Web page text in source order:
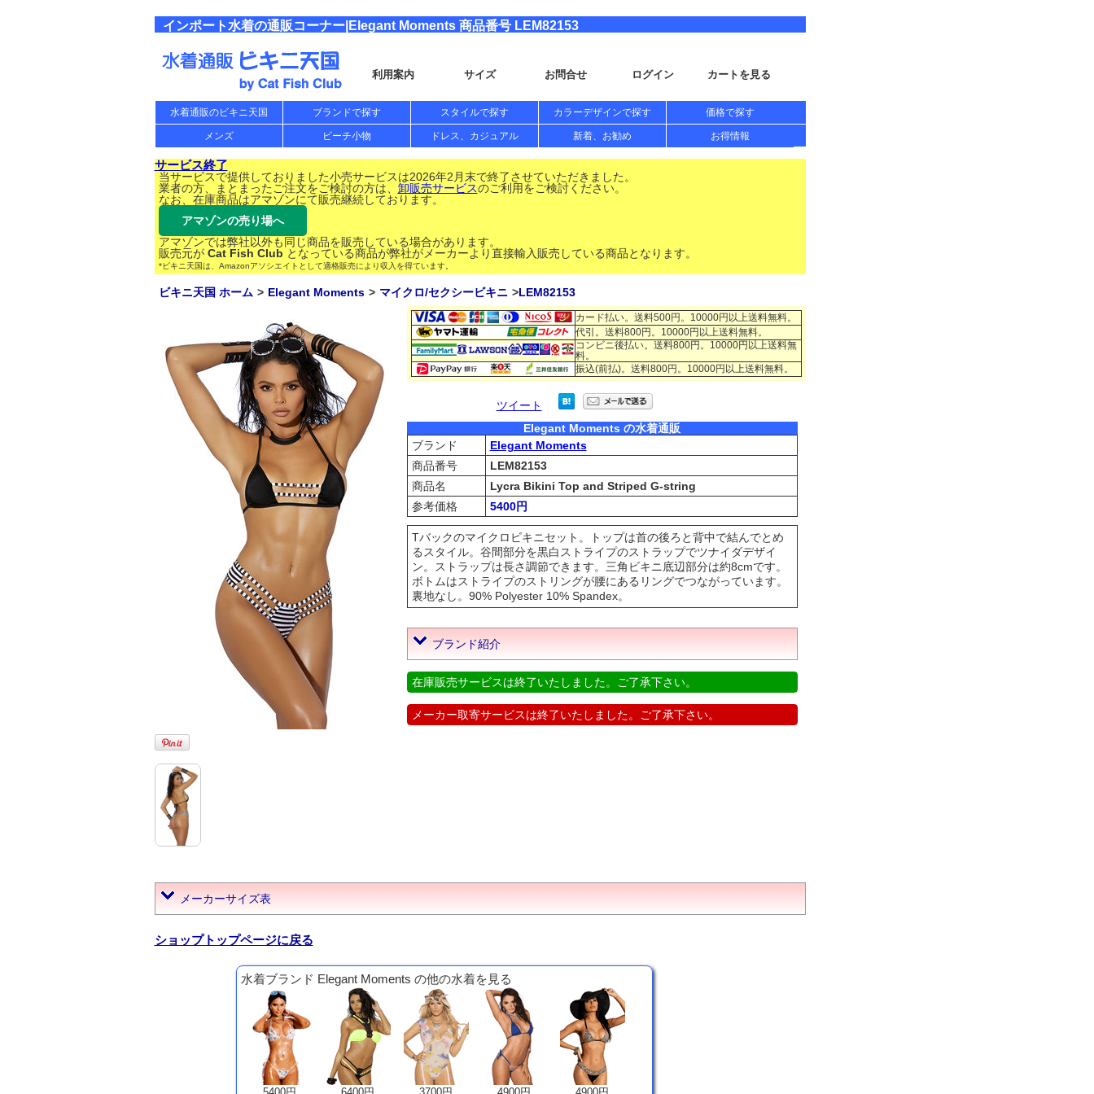
インポート水着の通販コーナー|Elegant Moments 商品番号 LEM82153
利用案内 サイズ お問合せ ログイン カートを見る
水着通販のビキニ天国 ブランドで探す スタイルで探す カラーデザインで探す 価格で探す
メンズ ビーチ小物 ドレス、カジュアル 新着、お勧め お得情報
サービス終了
当サービスで提供しておりました小売サービスは2026年2月末で終了させていただきました。
業者の方、まとまったご注文をご検討の方は、 卸販売サービスのご利用をご検討ください。
なお、在庫商品はアマゾンにて販売継続しております。
アマゾンの売り場へ
アマゾンでは弊社以外も同じ商品を販売している場合があります。
販売元が Cat Fish Club となっている商品が弊社がメーカーより直接輸入販売している商品となります。
*ビキニ天国は、Amazonアソシエイトとして適格販売により収入を得ています。
ビキニ天国 ホーム Elegant Moments マイクロ/セクシービキニ LEM82153
カード払い。送料500円。10000円以上送料無料。
代引。送料800円。10000円以上送料無料。
コンビニ後払い。送料800円。10000円以上送料無
料。
振込(前払)。送料800円。10000円以上送料無料。
ツイート
Elegant Moments の水着通販
ブランド
Elegant Moments
商品番号
LEM82153
商品名
Lycra Bikini Top and Striped G-string
参考価格
5400円
Tバックのマイクロビキニセット。トップは首の後ろと背中で結んでとめ
るスタイル。谷間部分を黒白ストライプのストラップでツナイダデザイ
ン。ストラップは長さ調節できます。三角ビキニ底辺部分は約8cmです。
ボトムはストライプのストリングが腰にあるリングでつながっています。
裏地なし。90% Polyester 10% Spandex。
ブランド紹介
在庫販売サービスは終了いたしました。ご了承下さい。
メーカー取寄サービスは終了いたしました。ご了承下さい。
メーカーサイズ表
ショップトップページに戻る
水着ブランド Elegant Moments の他の水着を見る